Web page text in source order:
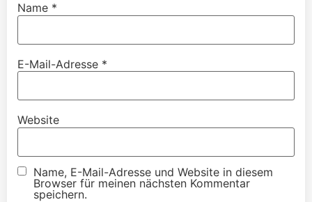
Name *
E-Mail-Adresse *
Website
Name, E-Mail-Adresse und Website in diesem
Browser für meinen nächsten Kommentar
speichern.